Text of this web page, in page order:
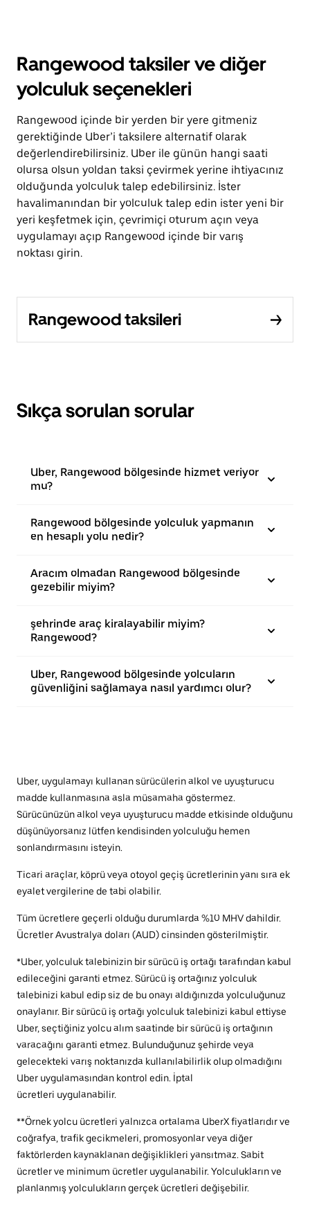
Rangewood taksiler ve diğer
yolculuk seçenekleri
Rangewood içinde bir yerden bir yere gitmeniz
gerektiğinde Uber’i taksilere alternatif olarak
değerlendirebilirsiniz. Uber ile günün hangi saati
olursa olsun yoldan taksi çevirmek yerine ihtiyacınız
olduğunda yolculuk talep edebilirsiniz. İster
havalimanından bir yolculuk talep edin ister yeni bir
yeri keşfetmek için, çevrimiçi oturum açın veya
uygulamayı açıp Rangewood içinde bir varış
noktası girin.
Rangewood taksileri
Sıkça sorulan sorular
Uber, Rangewood bölgesinde hizmet veriyor
mu?
Rangewood bölgesinde yolculuk yapmanın
en hesaplı yolu nedir?
Aracım olmadan Rangewood bölgesinde
gezebilir miyim?
şehrinde araç kiralayabilir miyim?
Rangewood?
Uber, Rangewood bölgesinde yolcuların
güvenliğini sağlamaya nasıl yardımcı olur?
Uber, uygulamayı kullanan sürücülerin alkol ve uyuşturucu
madde kullanmasına asla müsamaha göstermez.
Sürücünüzün alkol veya uyuşturucu madde etkisinde olduğunu
düşünüyorsanız lütfen kendisinden yolculuğu hemen
sonlandırmasını isteyin.
Ticari araçlar, köprü veya otoyol geçiş ücretlerinin yanı sıra ek
eyalet vergilerine de tabi olabilir.
Tüm ücretlere geçerli olduğu durumlarda %10 MHV dahildir.
Ücretler Avustralya doları (AUD) cinsinden gösterilmiştir.
*Uber, yolculuk talebinizin bir sürücü iş ortağı tarafından kabul
edileceğini garanti etmez. Sürücü iş ortağınız yolculuk
talebinizi kabul edip siz de bu onayı aldığınızda yolculuğunuz
onaylanır. Bir sürücü iş ortağı yolculuk talebinizi kabul ettiyse
Uber, seçtiğiniz yolcu alım saatinde bir sürücü iş ortağının
varacağını garanti etmez. Bulunduğunuz şehirde veya
gelecekteki varış noktanızda kullanılabilirlik olup olmadığını
Uber uygulamasından kontrol edin. İptal
ücretleri uygulanabilir.
**Örnek yolcu ücretleri yalnızca ortalama UberX fiyatlarıdır ve
coğrafya, trafik gecikmeleri, promosyonlar veya diğer
faktörlerden kaynaklanan değişiklikleri yansıtmaz. Sabit
ücretler ve minimum ücretler uygulanabilir. Yolculukların ve
planlanmış yolculukların gerçek ücretleri değişebilir.